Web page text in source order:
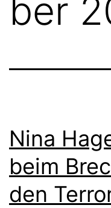
ber
Nina
beim
den